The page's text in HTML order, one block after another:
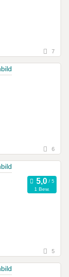
7
6
1 Bew.
5